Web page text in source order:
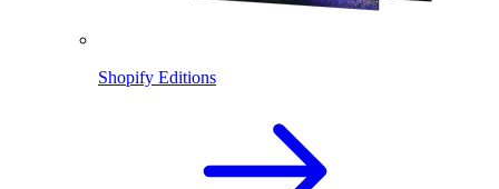
Shopify Editions